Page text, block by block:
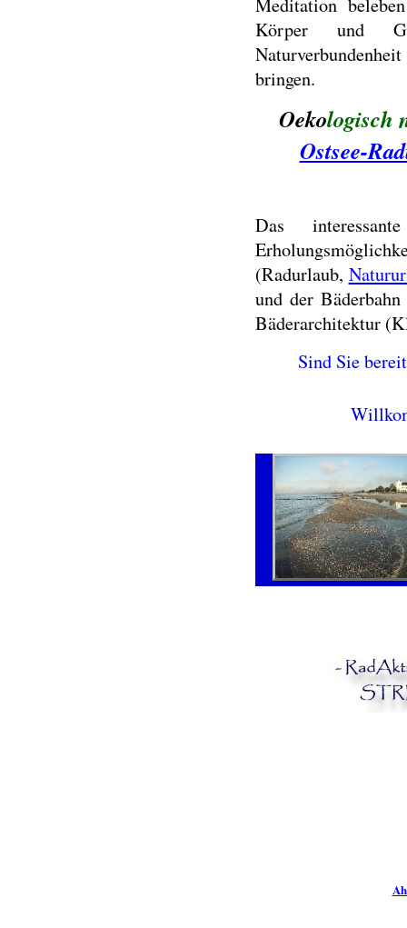
Meditation
Körper und
bringen.
Oekologisch
Ostsee-
Das
(Radurlaub,
und der
Bäderarchitektur
Sind Sie